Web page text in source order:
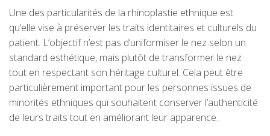
Une des particularités de la rhinoplastie ethnique est
qu’elle vise à préserver les traits identitaires et culturels du
patient. L’objectif n’est pas d’uniformiser le nez selon un
standard esthétique, mais plutôt de transformer le nez
tout en respectant son héritage culturel. Cela peut être
particulièrement important pour les personnes issues de
minorités ethniques qui souhaitent conserver l’authenticité
de leurs traits tout en améliorant leur apparence.